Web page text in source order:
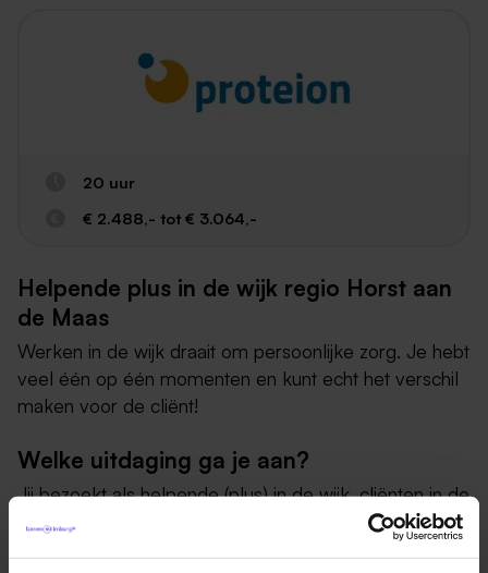
20 uur
€ 2.488,- tot € 3.064,-
Helpende plus in de wijk regio Horst aan
de Maas
Werken in de wijk draait om persoonlijke zorg. Je hebt
veel één op één momenten en kunt echt het verschil
maken voor de cliënt!
Welke uitdaging ga je aan?
Jij bezoekt als helpende (plus) in de wijk, cliënten in de
gehele gemeente Horst aan de Maas in hun eigen